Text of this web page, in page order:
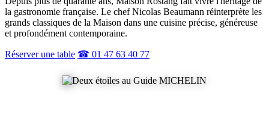
la gastronomie française. Le chef Nicolas Beaumann réinterprète les
grands classiques de la Maison dans une cuisine précise, généreuse
et profondément contemporaine.
Réserver une table ☎ 01 47 63 40 77